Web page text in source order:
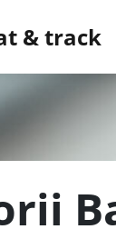
& track